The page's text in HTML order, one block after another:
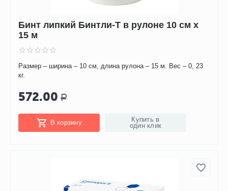
Бинт липкий Бинтли-Т в рулоне 10 см х
15 м
Размер – ширина – 10 см, длина рулона – 15 м. Вес – 0, 23
кг.
572.00 Р
В корзину
Купить в
один клик